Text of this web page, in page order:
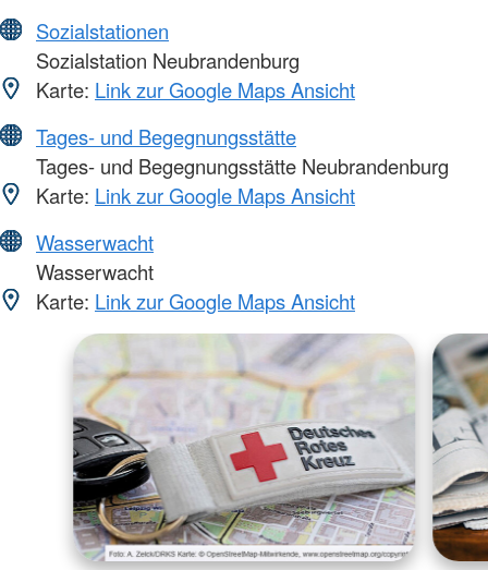
Sozialstationen
Sozialstation Neubrandenburg
Karte: Link zur Google Maps Ansicht
Tages- und Begegnungsstätte
Tages- und Begegnungsstätte Neubrandenburg
Karte: Link zur Google Maps Ansicht
Wasserwacht
Wasserwacht
Karte: Link zur Google Maps Ansicht